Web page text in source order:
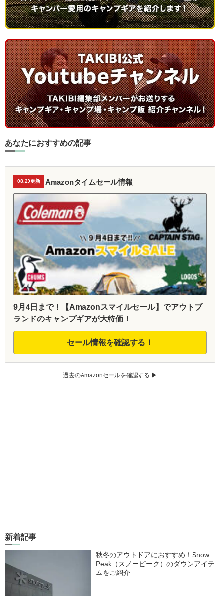
あなたにおすすめの記事
08.29更新 Amazonタイムセール情報
9月4日まで！【Amazonスマイルセール】でアウトブ
ランドのキャンプギアが大特価！
セール情報を確認する！
過去のAmazonセールを確認する ▶︎
新着記事
秋冬のアウトドアにおすすめ！Snow
Peak（スノーピーク）のダウンアイテ
ムをご紹介